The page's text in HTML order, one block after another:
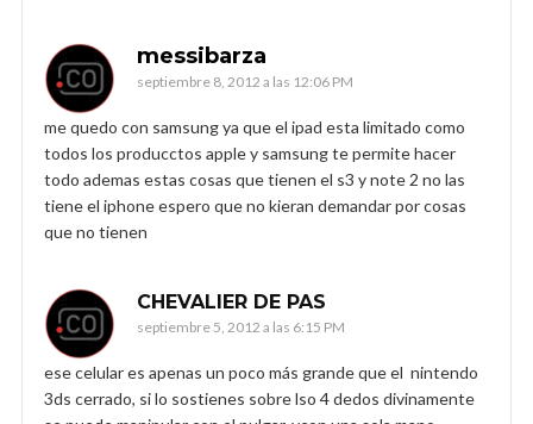
messibarza
septiembre 8, 2012 a las 12:06 PM
me quedo con samsung ya que el ipad esta limitado como
todos los producctos apple y samsung te permite hacer
todo ademas estas cosas que tienen el s3 y note 2 no las
tiene el iphone espero que no kieran demandar por cosas
que no tienen
CHEVALIER DE PAS
septiembre 5, 2012 a las 6:15 PM
ese celular es apenas un poco más grande que el nintendo
3ds cerrado, si lo sostienes sobre lso 4 dedos divinamente